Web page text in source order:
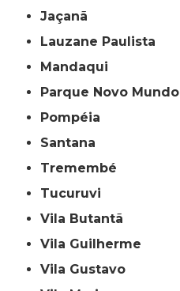
Jaçanã
Lauzane Paulista
Mandaqui
Parque Novo Mundo
Pompéia
Santana
Tremembé
Tucuruvi
Vila Butantã
Vila Guilherme
Vila Gustavo